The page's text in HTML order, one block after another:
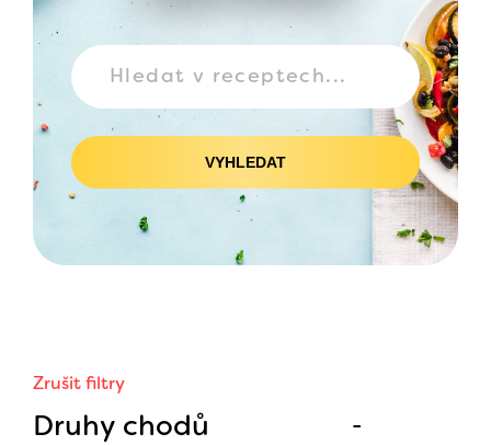
VYHLEDAT
Zrušit filtry
Druhy chodů